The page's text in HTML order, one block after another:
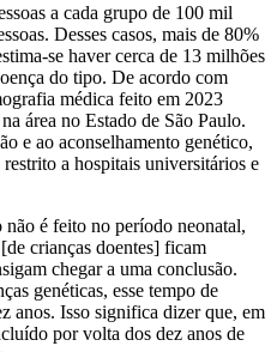
a cada grupo de 100 mil
Desses casos, mais de 80%
se haver cerca de 13 milhões
do tipo. De acordo com
médica feito em 2023
área no Estado de São Paulo.
e ao aconselhamento genético,
a hospitais universitários e
é feito no período neonatal,
crianças doentes] ficam
chegar a uma conclusão.
genéticas, esse tempo de
anos. Isso significa dizer que, em
por volta dos dez anos de